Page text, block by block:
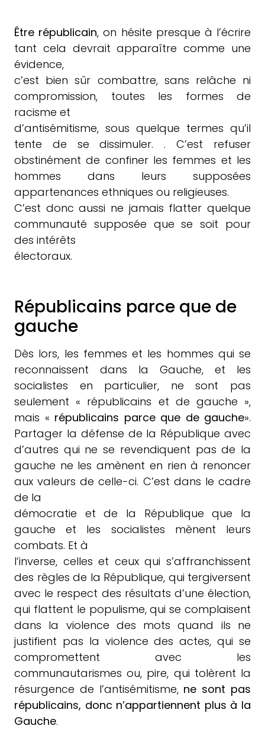
Être républicain, on hésite presque à l’écrire
tant cela devrait apparaître comme une
évidence,
c’est bien sûr combattre, sans relâche ni
compromission, toutes les formes de
racisme et
d’antisémitisme, sous quelque termes qu’il
tente de se dissimuler. . C’est refuser
obstinément de confiner les femmes et les
hommes dans leurs supposées
appartenances ethniques ou religieuses.
C’est donc aussi ne jamais flatter quelque
communauté supposée que se soit pour
des intérêts
électoraux.
Républicains parce que de
gauche
Dès lors, les femmes et les hommes qui se
reconnaissent dans la Gauche, et les
socialistes en particulier, ne sont pas
seulement « républicains et de gauche »,
mais « républicains parce que de gauche».
Partager la défense de la République avec
d’autres qui ne se revendiquent pas de la
gauche ne les amènent en rien à renoncer
aux valeurs de celle-ci. C’est dans le cadre
de la
démocratie et de la République que la
gauche et les socialistes mènent leurs
combats. Et à
l’inverse, celles et ceux qui s’affranchissent
des règles de la République, qui tergiversent
avec le respect des résultats d’une élection,
qui flattent le populisme, qui se complaisent
dans la violence des mots quand ils ne
justifient pas la violence des actes, qui se
compromettent avec les
communautarismes ou, pire, qui tolèrent la
résurgence de l’antisémitisme, ne sont pas
républicains, donc n’appartiennent plus à la
Gauche.